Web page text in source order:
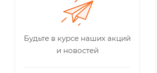
Будьте в курсе наших акций
и новостей